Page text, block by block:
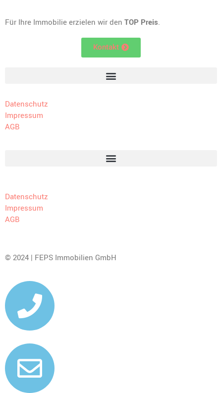
Für Ihre Immobilie erzielen wir den TOP Preis.
Kontakt
Datenschutz
Impressum
AGB
Datenschutz
Impressum
AGB
© 2024 | FEPS Immobilien GmbH